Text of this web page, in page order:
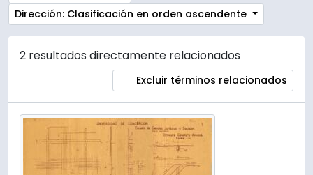
Dirección: Clasificación en orden ascendente
2 resultados directamente relacionados
Excluir términos relacionados